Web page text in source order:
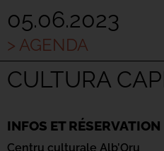
05.06.2023
> AGENDA
CULTURA
INFOS ET RÉSERVATION
Centru culturale Alb’Oru